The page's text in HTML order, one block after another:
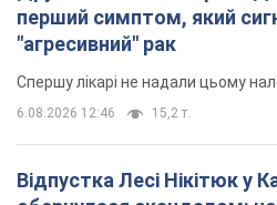
8 часов назад 12,2 т.
Не лише через зарплату:
українці не поспішають
10 часов назад